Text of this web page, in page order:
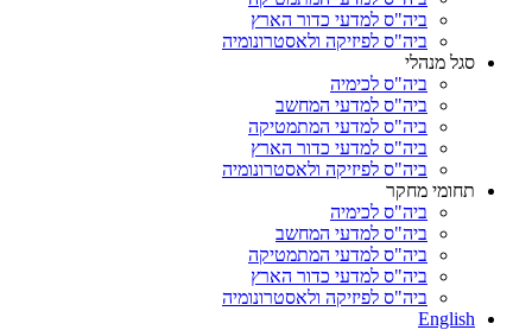
ביה"ס למדעי כדור הארץ
ביה"ס לפיזיקה ולאסטרונומיה
סגל מנהלי
ביה"ס לכימיה
ביה"ס למדעי המחשב
ביה"ס למדעי המתמטיקה
ביה"ס למדעי כדור הארץ
ביה"ס לפיזיקה ולאסטרונומיה
תחומי מחקר
ביה"ס לכימיה
ביה"ס למדעי המחשב
ביה"ס למדעי המתמטיקה
ביה"ס למדעי כדור הארץ
ביה"ס לפיזיקה ולאסטרונומיה
English